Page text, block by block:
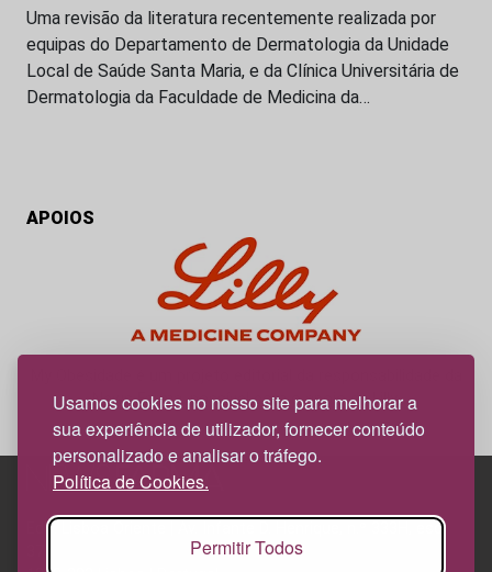
Usamos cookies no nosso site para melhorar a
sua experiência de utilizador, fornecer conteúdo
personalizado e analisar o tráfego.
Política de Cookies.
Permitir Todos
Uma revisão da literatura recentemente realizada por
equipas do Departamento de Dermatologia da Unidade
Local de Saúde Santa Maria, e da Clínica Universitária de
Dermatologia da Faculdade de Medicina da…
APOIOS
News Farma, possível com o apoio da Lilly.
Edif. Lisboa Oriente | Av. Infante D. Henrique, n.º 333H, esc.